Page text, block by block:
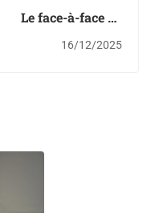
Le face-à-face en
vente : pourquoi les
16/12/2025